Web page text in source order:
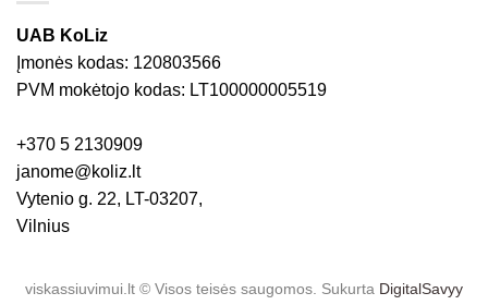
UAB KoLiz
Įmonės kodas: 120803566
PVM mokėtojo kodas: LT100000005519
+370 5 2130909
janome@koliz.lt
Vytenio g. 22, LT-03207,
Vilnius
viskassiuvimui.lt © Visos teisės saugomos. Sukurta DigitalSavyy